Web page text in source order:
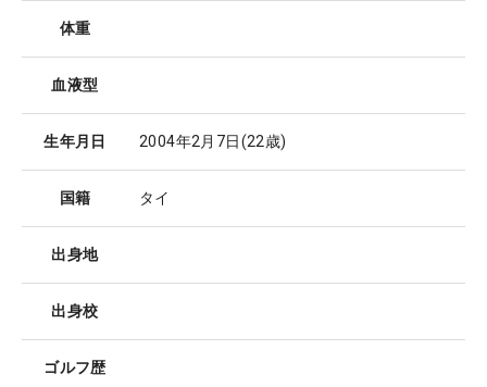
体重
血液型
生年月日 2004年2月7日(22歳)
国籍 タイ
出身地
出身校
ゴルフ歴